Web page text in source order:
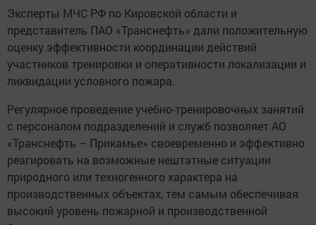
Эксперты МЧС РФ по Кировской области и
представитель ПАО «Транснефть» дали положительную
оценку эффективности координации действий
участников тренировки и оперативности локализации и
ликвидации условного пожара.
Регулярное проведение учебно-тренировочных занятий
с персоналом подразделений и служб позволяет АО
«Транснефть – Прикамье» своевременно и эффективно
реагировать на возможные нештатные ситуации
природного или техногенного характера на
производственных объектах, тем самым обеспечивая
высокий уровень пожарной и производственной